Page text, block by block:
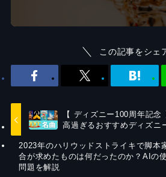
この記事をシェ
【 ディズニー100周年記
高過ぎるおすすめディズニ
2023年のハリウッドストライキで脚本
合が求めたものは何だったのか？AIの
問題を解説